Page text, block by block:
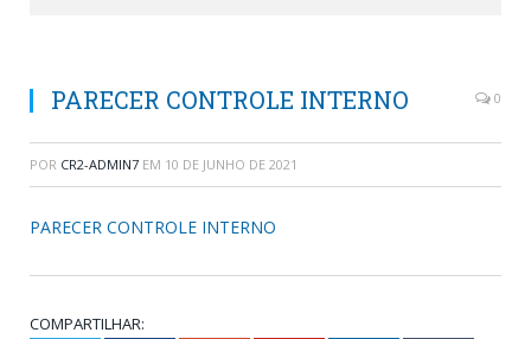
PARECER CONTROLE INTERNO 0
POR CR2-ADMIN7 EM 10 DE JUNHO DE 2021
PARECER CONTROLE INTERNO
COMPARTILHAR: